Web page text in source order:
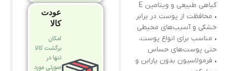
گیاهی طبیعی و ویتامین E
• محافظت از پوست در برابر
خشکی و آسیب‌های محیطی
• مناسب برای انواع پوست،
حتی پوست‌های حساس
• فرمولاسیون بدون پارابن و
عودت
کالا
امکان
برگشت کالا
تنها در
صورتی مورد